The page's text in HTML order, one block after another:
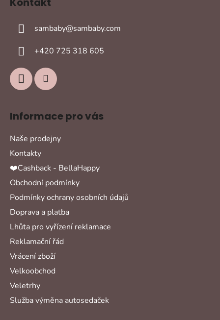
sambaby@sambaby.com
+420 725 318 605
Informace pro vás
Naše prodejny
Kontakty
❤️Cashback - BellaHappy
Obchodní podmínky
Podmínky ochrany osobních údajů
Doprava a platba
Lhůta pro vyřízení reklamace
Reklamační řád
Vrácení zboží
Velkoobchod
Veletrhy
Služba výměna autosedaček